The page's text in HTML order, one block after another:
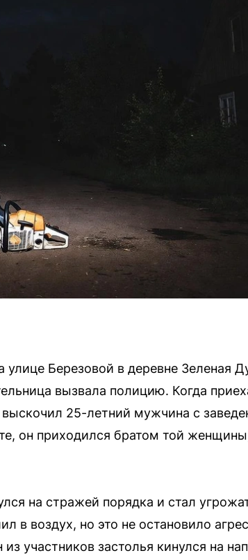
Березовой в деревне Зеленая
вызвала полицию. Когда
25-летний мужчина с
он приходился братом той
на стражей порядка и стал
в воздух, но это не остановило
участников застолья кинулся на